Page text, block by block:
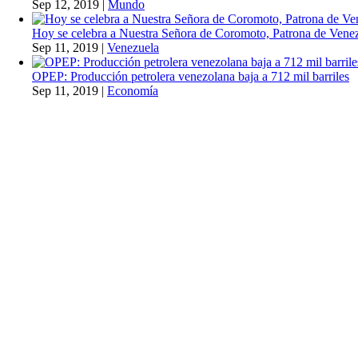
Sep 12, 2019 | Mundo
Hoy se celebra a Nuestra Señora de Coromoto, Patrona de
Sep 11, 2019 | Venezuela
OPEP: Producción petrolera venezolana baja a 712 mil barriles
Sep 11, 2019 | Economía